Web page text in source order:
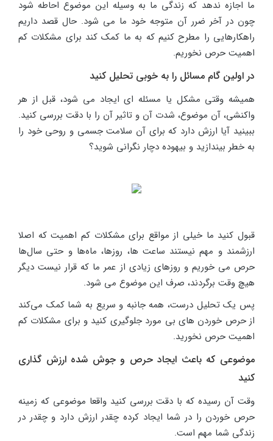
ما اجازه ندهد که زندگی ما به وسیله این موضوع احاطه شود
چون در آخر ضرر آن متوجه خود ما می شود. حال قصد داریم
راهکارهایی را مطرح کنیم که به ما کمک کند برای مشکلات کم
اهمیت حرص نخوریم.
در اولین گام مسائل را به خوبی تحلیل کنید
همیشه وقتی مشکل یا مسئله ای ایجاد می شود، قبل از هر
واکنشی، آن موضوع، شدت آن و تاثیر آن را با دقت بررسی کنید.
ببینید آیا ارزش دارد که برای آن سلامت جسمی و روحی خود را
به خطر بیندازید و بیهوده دچار نگرانی شوید؟
قبول کنید ما خیلی از مواقع برای مشکلات کم اهمیت که اصلا
ارزشمند و مهم نیستند ساعت ها، روزها، ماه‌ها و حتی سال‌ها
حرص می خوریم و روزهای زیادی از عمر ما که قرار نیست دیگر
هیچ وقت برگردند، صرف این موضوع می شود.
پس یک تحلیل درست، همه جانبه و سریع به شما کمک می‌کند
از حرص خوردن های بی مورد جلوگیری کنید و برای مشکلات کم
اهمیت حرص نخورید.
موضوعی که باعث ایجاد حرص و جوش شده ارزش گذاری
کنید
وقت آن رسیده که با دقت بررسی کنید واقعا موضوعی که زمینه
حرص خوردن را در شما ایجاد کرده چقدر ارزش دارد و چقدر در
زندگی شما مهم است.